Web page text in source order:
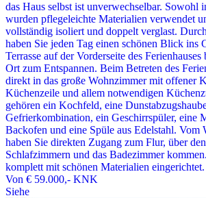
das Haus selbst ist unverwechselbar. Sowohl
wurden pflegeleichte Materialien verwendet
vollständig isoliert und doppelt verglast.
haben Sie jeden Tag einen schönen Blick ins
Terrasse auf der Vorderseite des Ferienhauses
Ort zum Entspannen. Beim Betreten des
direkt in das große Wohnzimmer mit offener
Küchenzeile und allem notwendigen
gehören ein Kochfeld, eine
Gefrierkombination, ein Geschirrspüler, eine
Backofen und eine Spüle aus Edelstahl. Vom
haben Sie direkten Zugang zum Flur, über
Schlafzimmern und das Badezimmer
komplett mit schönen Materialien eingerichtet.
Von € 59.000,- KNK
Siehe